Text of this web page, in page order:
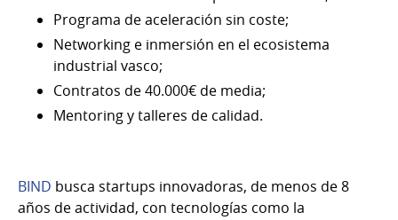
Programa de aceleración sin coste;
Networking e inmersión en el ecosistema
industrial vasco;
Contratos de 40.000€ de media;
Mentoring y talleres de calidad.
BIND busca startups innovadoras, de menos de 8
años de actividad, con tecnologías como la